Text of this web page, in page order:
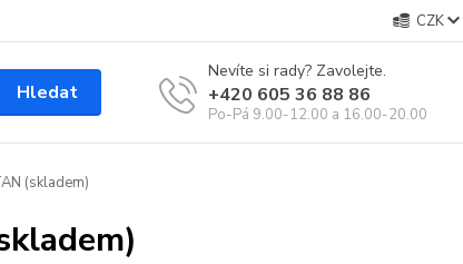
CZK
Hledat
Nevíte si rady? Zavolejte.
+420 605 36 88 86
Po-Pá 9.00-12.00 a 16.00-20.00
(skladem)